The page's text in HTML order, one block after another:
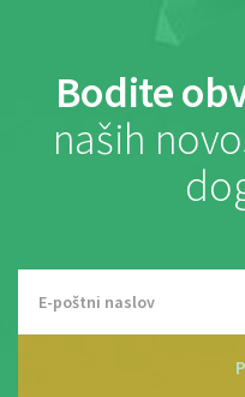
Bodite
naših